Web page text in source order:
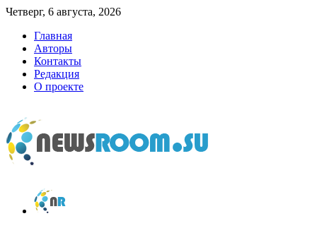
Четверг, 6 августа, 2026
Главная
Авторы
Контакты
Редакция
О проекте
newsroom.su
Новости о новостях